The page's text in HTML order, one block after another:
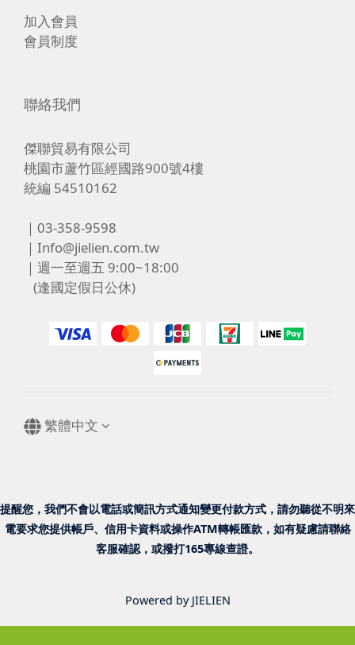
加入會員
會員制度
聯絡我們
傑聯貿易有限公司
桃園市蘆竹區經國路900號4樓
統編 54510162
｜03-358-9598
｜Info@jielien.com.tw
｜週一至週五 9:00~18:00
(逢國定假日公休)
繁體中文
提醒您，我們不會以電話或簡訊方式通知變更付款方式，請勿聽從不明來
電要求您提供帳戶、信用卡資料或操作ATM轉帳匯款，如有疑慮請聯絡
客服確認，或撥打165專線查證。
Powered by JIELIEN